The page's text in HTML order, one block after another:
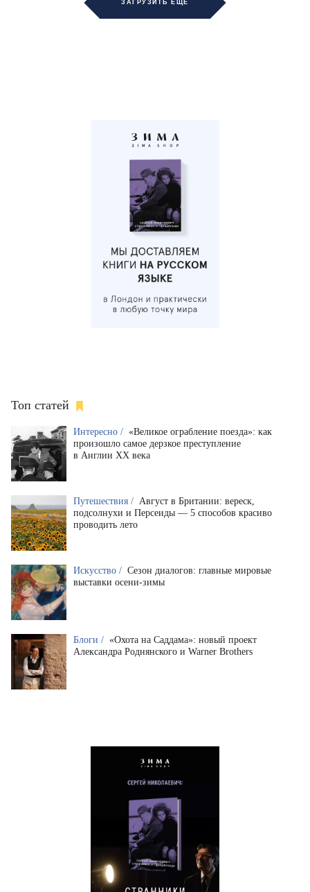
ЗАГРУЗИТЬ ЕЩЁ
Топ статей
Интересно / «Великое ограбление поезда»: как
произошло самое дерзкое преступление
в Англии XX века
Путешествия / Август в Британии: вереск,
подсолнухи и Персеиды — 5 способов красиво
проводить лето
Искусство / Сезон диалогов: главные мировые
выставки осени-зимы
Блоги / «Охота на Саддама»: новый проект
Александра Роднянского и Warner Brothers